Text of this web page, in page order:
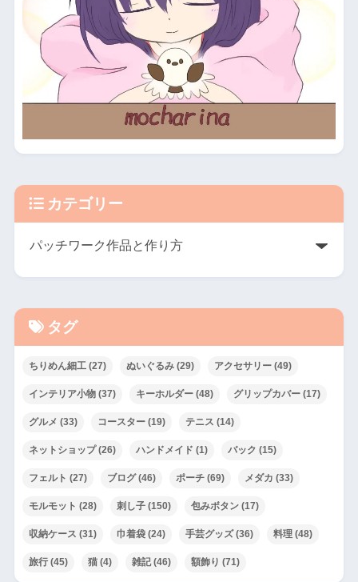
カテゴリー
タグ
ちりめん細工(27) ぬいぐるみ(29) アクセサリー(49)
インテリア小物(37) キーホルダー(48) グリップカバー(17)
グルメ (33) コースター(19) テニス (14)
ネットショップ(26) ハンドメイド (1) バック (15)
フェルト (27) ブログ(46) ポーチ(69) メダカ (33)
モルモット (28) 刺し子(150) 包みボタン(17)
収納ケース (31) 巾着袋(24) 手芸グッズ(36) 料理(48)
旅行(45) 猫(4) 雑記(46) 額飾り (71)